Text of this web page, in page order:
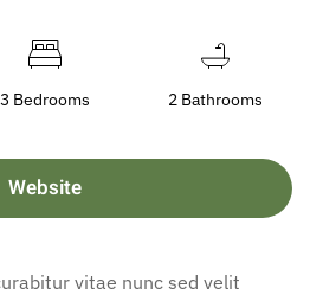
3 Bedrooms 2 Bathrooms
Website
vitae nunc sed velit